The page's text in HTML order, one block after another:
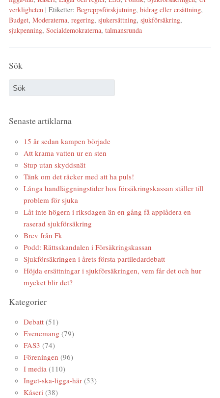
verkligheten | Etiketter: Begreppsförskjutning, bidrag eller ersättning,
Budget, Moderaterna, regering, sjukersättning, sjukförsäkring,
sjukpenning, Socialdemokraterna, talmansrunda
Sök
Senaste artiklarna
15 år sedan kampen började
Att krama vatten ur en sten
Stup utan skyddsnät
Tänk om det räcker med att ha puls!
Långa handläggningstider hos försäkringskassan ställer till
problem för sjuka
Låt inte högern i riksdagen än en gång få applådera en
raserad sjukförsäkring
Brev från Fk
Podd: Rättsskandalen i Försäkringskassan
Sjukförsäkringen i årets första partiledardebatt
Höjda ersättningar i sjukförsäkringen, vem får det och hur
mycket blir det?
Kategorier
Debatt(51)
Evenemang (79)
FAS3 (74)
Föreningen (96)
I media(110)
Inget-ska-ligga-här(53)
Kåseri(38)